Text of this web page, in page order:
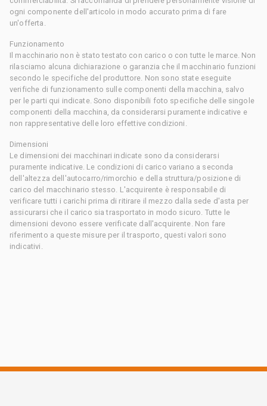
ogni componente dell'articolo in modo accurato prima di fare
un'offerta.
Funzionamento
Il macchinario non è stato testato con carico o con tutte le marce. Non
rilasciamo alcuna dichiarazione o garanzia che il macchinario funzioni
secondo le specifiche del produttore. Non sono state eseguite
verifiche di funzionamento sulle componenti della macchina, salvo
per le parti qui indicate. Sono disponibili foto specifiche delle singole
componenti della macchina, da considerarsi puramente indicative e
non rappresentative delle loro effettive condizioni.
Dimensioni
Le dimensioni dei macchinari indicate sono da considerarsi
puramente indicative. Le condizioni di carico variano a seconda
dell'altezza dell'autocarro/rimorchio e della struttura/posizione di
carico del macchinario stesso. L'acquirente è responsabile di
verificare tutti i carichi prima di ritirare il mezzo dalla sede d'asta per
assicurarsi che il carico sia trasportato in modo sicuro. Tutte le
dimensioni devono essere verificate dall'acquirente. Non fare
riferimento a queste misure per il trasporto, questi valori sono
indicativi.